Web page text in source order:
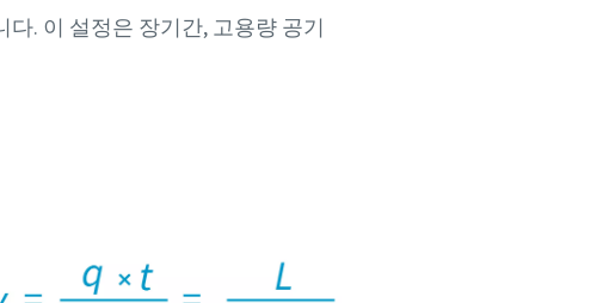
. 이 설정은 장기간, 고용량 공기